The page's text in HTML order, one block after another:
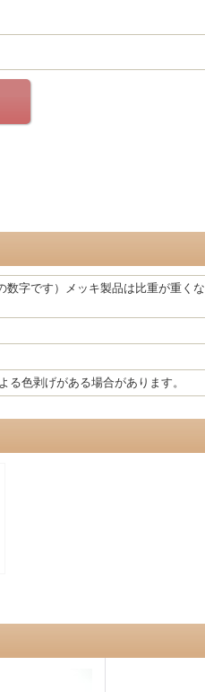
字です）メッキ製品は比重が重くな
る色剥げがある場合があります。